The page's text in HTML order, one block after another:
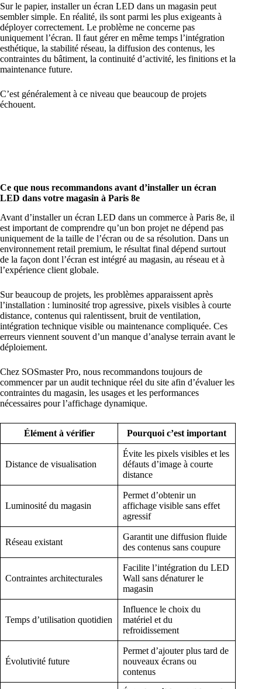
Sur le papier, installer un écran LED dans un magasin peut
sembler simple. En réalité, ils sont parmi les plus exigeants à
déployer correctement. Le problème ne concerne pas
uniquement l’écran. Il faut gérer en même temps l’intégration
esthétique, la stabilité réseau, la diffusion des contenus, les
contraintes du bâtiment, la continuité d’activité, les finitions et la
maintenance future.
C’est généralement à ce niveau que beaucoup de projets
échouent.
Ce que nous recommandons avant d’installer un écran
LED dans votre magasin à Paris 8e
Avant d’installer un écran LED dans un commerce à Paris 8e, il
est important de comprendre qu’un bon projet ne dépend pas
uniquement de la taille de l’écran ou de sa résolution. Dans un
environnement retail premium, le résultat final dépend surtout
de la façon dont l’écran est intégré au magasin, au réseau et à
l’expérience client globale.
Sur beaucoup de projets, les problèmes apparaissent après
l’installation : luminosité trop agressive, pixels visibles à courte
distance, contenus qui ralentissent, bruit de ventilation,
intégration technique visible ou maintenance compliquée. Ces
erreurs viennent souvent d’un manque d’analyse terrain avant le
déploiement.
Chez SOSmaster Pro, nous recommandons toujours de
commencer par un audit technique réel du site afin d’évaluer les
contraintes du magasin, les usages et les performances
nécessaires pour l’affichage dynamique.
Élément à vérifier Pourquoi c’est important
Distance de visualisation
Évite les pixels visibles et les
défauts d’image à courte
distance
Luminosité du magasin
Permet d’obtenir un
affichage visible sans effet
agressif
Réseau existant
Garantit une diffusion fluide
des contenus sans coupure
Contraintes architecturales
Facilite l’intégration du LED
Wall sans dénaturer le
magasin
Temps d’utilisation quotidien
Influence le choix du
matériel et du
refroidissement
Évolutivité future
Permet d’ajouter plus tard de
nouveaux écrans ou
contenus